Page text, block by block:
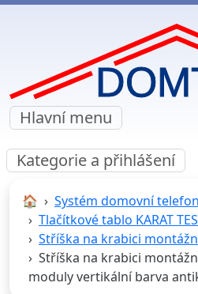
Hlavní menu
Kategorie a přihlášení
🏠︎
Systém domovní
Tlačítkové tablo KARAT
Stříška na krabici
Stříška na krabici
moduly vertikální barva